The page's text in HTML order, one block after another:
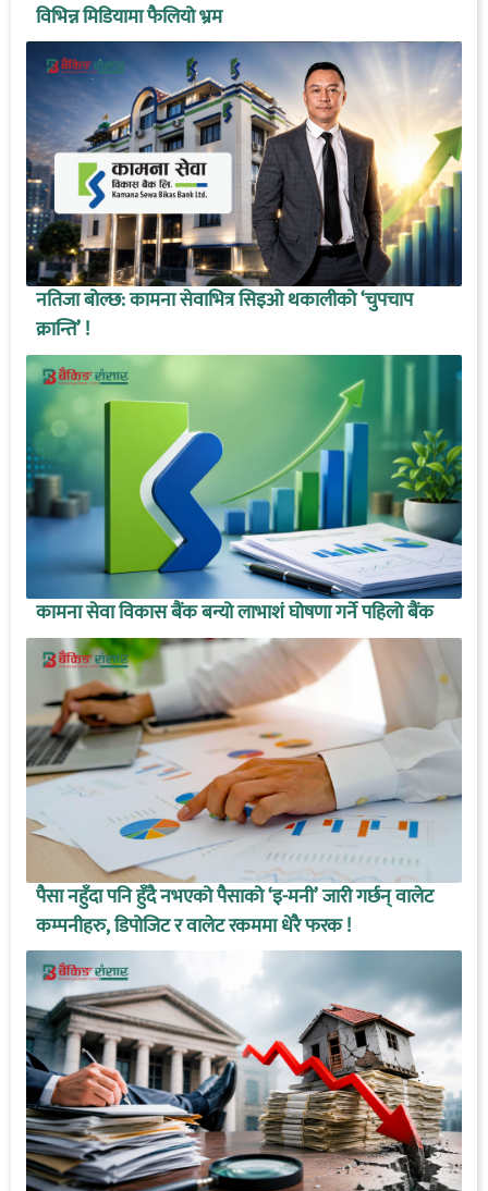
विभिन्न मिडियामा फैलियो भ्रम
नतिजा बोल्छ: कामना सेवाभित्र सिइओ थकालीको ‘चुपचाप
क्रान्ति’ !
कामना सेवा विकास बैंक बन्यो लाभाशं घोषणा गर्ने पहिलो बैंक
पैसा नहुँदा पनि हुँदै नभएको पैसाको ‘इ-मनी’ जारी गर्छन् वालेट
कम्पनीहरु, डिपोजिट र वालेट रकममा धेरै फरक !